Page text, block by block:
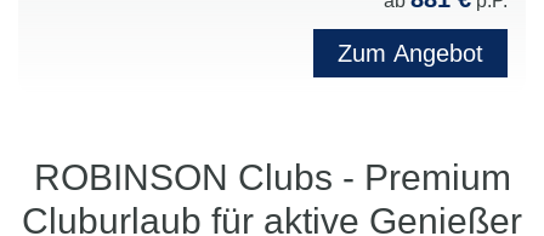
Zum Angebot
ROBINSON Clubs - Premium
Cluburlaub für aktive Genießer